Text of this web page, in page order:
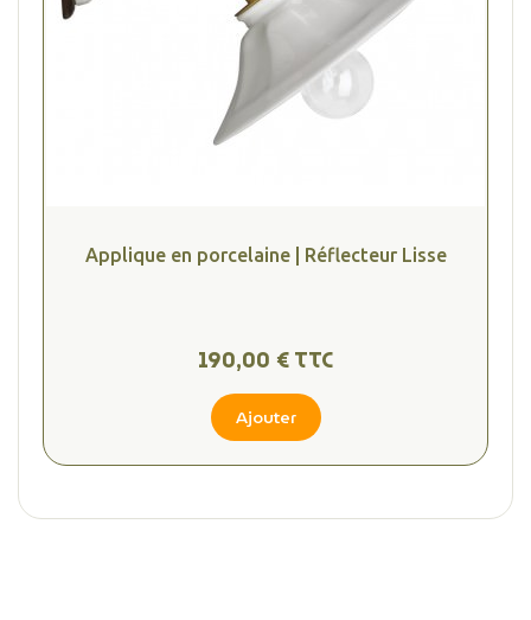
Applique en porcelaine | Réflecteur Lisse
190,00 € TTC
Ajouter